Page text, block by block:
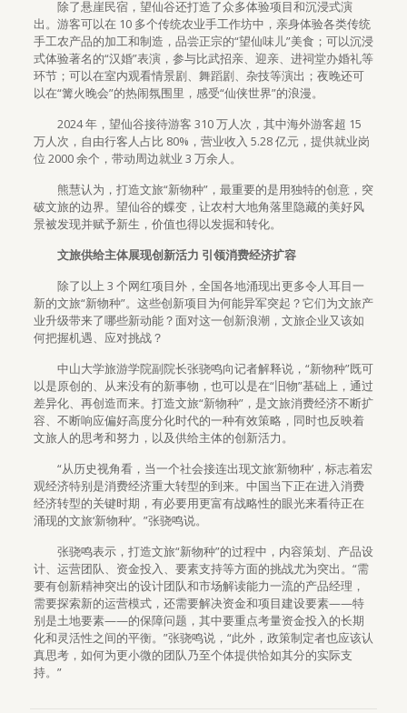
除了悬崖民宿，望仙谷还打造了众多体验项目和沉浸式演
出。游客可以在 10 多个传统农业手工作坊中，亲身体验各类传统
手工农产品的加工和制造，品尝正宗的“望仙味儿”美食；可以沉浸
式体验著名的“汉婚”表演，参与比武招亲、迎亲、进祠堂办婚礼等
环节；可以在室内观看情景剧、舞蹈剧、杂技等演出；夜晚还可
以在“篝火晚会”的热闹氛围里，感受“仙侠世界”的浪漫。
2024 年，望仙谷接待游客 310 万人次，其中海外游客超 15
万人次，自由行客人占比 80%，营业收入 5.28 亿元，提供就业岗
位 2000 余个，带动周边就业 3 万余人。
熊慧认为，打造文旅“新物种”，最重要的是用独特的创意，突
破文旅的边界。望仙谷的蝶变，让农村大地角落里隐藏的美好风
景被发现并赋予新生，价值也得以发掘和转化。
文旅供给主体展现创新活力 引领消费经济扩容
除了以上 3 个网红项目外，全国各地涌现出更多令人耳目一
新的文旅“新物种”。这些创新项目为何能异军突起？它们为文旅产
业升级带来了哪些新动能？面对这一创新浪潮，文旅企业又该如
何把握机遇、应对挑战？
中山大学旅游学院副院长张骁鸣向记者解释说，“新物种”既可
以是原创的、从来没有的新事物，也可以是在“旧物”基础上，通过
差异化、再创造而来。打造文旅“新物种”，是文旅消费经济不断扩
容、不断响应偏好高度分化时代的一种有效策略，同时也反映着
文旅人的思考和努力，以及供给主体的创新活力。
“从历史视角看，当一个社会接连出现文旅‘新物种’，标志着宏
观经济特别是消费经济重大转型的到来。中国当下正在进入消费
经济转型的关键时期，有必要用更富有战略性的眼光来看待正在
涌现的文旅‘新物种’。”张骁鸣说。
张骁鸣表示，打造文旅“新物种”的过程中，内容策划、产品设
计、运营团队、资金投入、要素支持等方面的挑战尤为突出。“需
要有创新精神突出的设计团队和市场解读能力一流的产品经理，
需要探索新的运营模式，还需要解决资金和项目建设要素——特
别是土地要素——的保障问题，其中要重点考量资金投入的长期
化和灵活性之间的平衡。”张骁鸣说，“此外，政策制定者也应该认
真思考，如何为更小微的团队乃至个体提供恰如其分的实际支
持。”